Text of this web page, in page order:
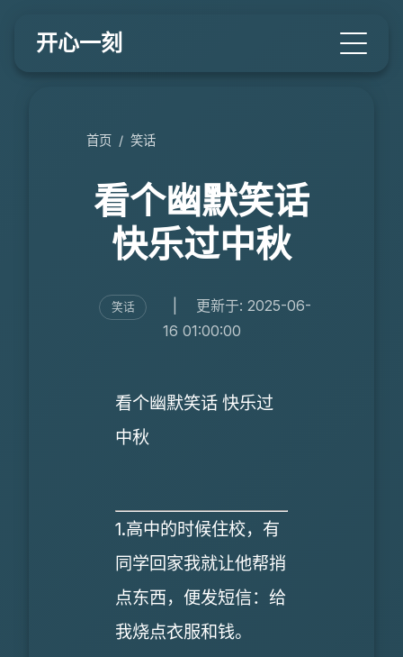
开心一刻
首页 / 笑话
看个幽默笑话
快乐过中秋
笑话
更新于: 2025-06-
16 01:00:00
看个幽默笑话 快乐过
中秋
1.高中的时候住校，有
同学回家我就让他帮捎
点东西，便发短信：给
我烧点衣服和钱。